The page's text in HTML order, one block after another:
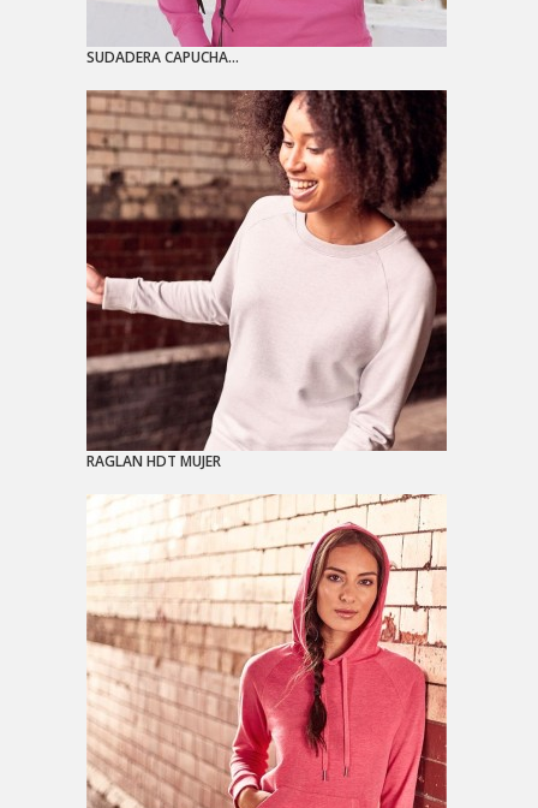
SUDADERA CAPUCHA...
RAGLAN HDT MUJER